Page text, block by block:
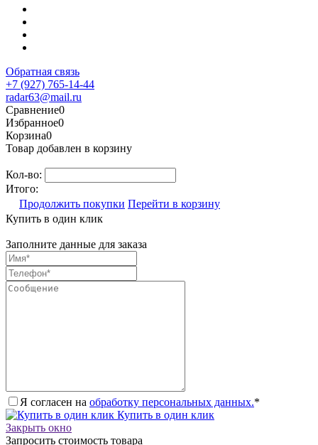
Обратная связь
+7 (927) 765-14-44
radar63@mail.ru
Сравнение0
Избранное0
Корзина0
Товар добавлен в корзину
Кол-во:
Итого:
Продолжить покупки Перейти в корзину
Купить в один клик
Заполните данные для заказа
Я согласен на обработку персональных данных.*
Купить в один клик
Закрыть окно
Запросить стоимость товара